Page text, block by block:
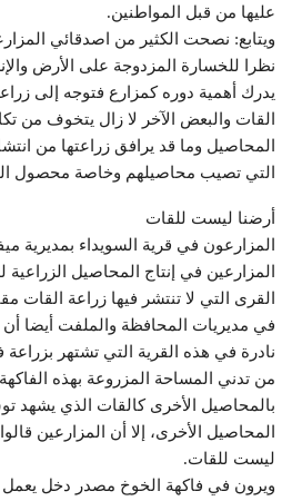
عليها من قبل المواطنين.
ويتابع: نصحت الكثير من اصدقائي
نظرا للخسارة المزدوجة على الأرض
يدرك أهمية دوره كمزارع فتوجه إلى
القات والبعض الآخر لا زال يتخوف من
المحاصيل وما قد يرافق زراعتها من
التي تصيب محاصيلهم وخاصة محصول
أرضنا ليست للقات
المزارعون في قرية السويداء بمديرية
المزارعين في إنتاج المحاصيل
القرى التي لا تنتشر فيها زراعة القات
في مديريات المحافظة والملفت أيضا أن
نادرة في هذه القرية التي تشتهر
من تدني المساحة المزروعة بهذه
بالمحاصيل الأخرى كالقات الذي يشهد
المحاصيل الأخرى، إلا أن المزارعين
ليست للقات.
ويرون في فاكهة الخوخ مصدر دخل